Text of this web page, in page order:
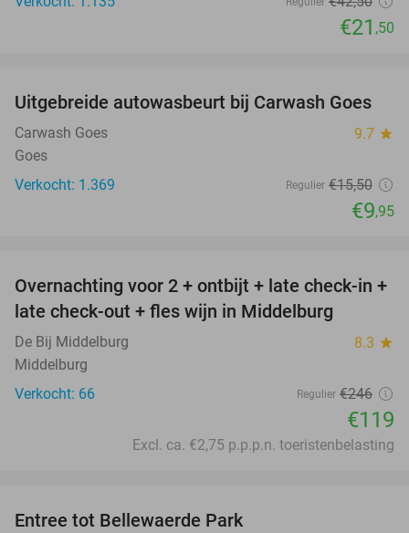
€21 ,50
36%
Uitgebreide autowasbeurt bij Carwash Goes
Carwash Goes 9.7 star
Goes
Verkocht: 1.369
Regulier €15,50
€9,95
52%
Overnachting voor 2 + ontbijt + late check-in +
late check-out + fles wijn in Middelburg
De Bij Middelburg 8.3 star
Middelburg
Verkocht: 66
Regulier €246
€119
Excl. ca. €2,75 p.p.p.n. toeristenbelasting
Entree tot Bellewaerde Park